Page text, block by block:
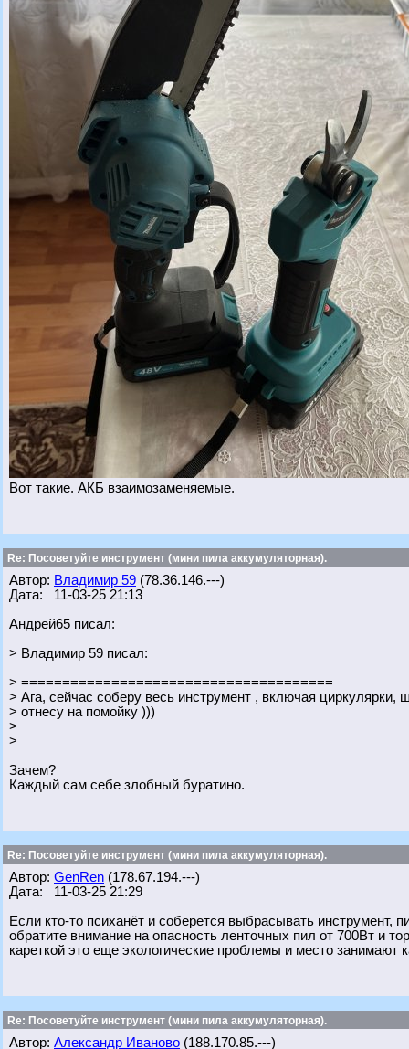
Вот такие. АКБ взаимозаменяемые.
Re: Посоветуйте инструмент (мини пила аккумуляторная).
Автор: Владимир 59 (78.36.146.---)
Дата: 11-03-25 21:13
Андрей65 писал:
> Владимир 59 писал:
> ======================================
> Ага, сейчас соберу весь инструмент , включая циркулярки,
> отнесу на помойку )))
>
>
Зачем?
Каждый сам себе злобный буратино.
Re: Посоветуйте инструмент (мини пила аккумуляторная).
Автор: GenRen (178.67.194.---)
Дата: 11-03-25 21:29
Если кто-то психанёт и соберется выбрасывать
обратите внимание на опасность ленточных пил от 700Вт и
кареткой это еще экологические проблемы и место занимают
Re: Посоветуйте инструмент (мини пила аккумуляторная).
Автор: Александр Иваново (188.170.85.---)